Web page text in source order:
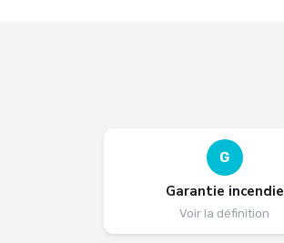
G
Garantie incendie
Voir la définition